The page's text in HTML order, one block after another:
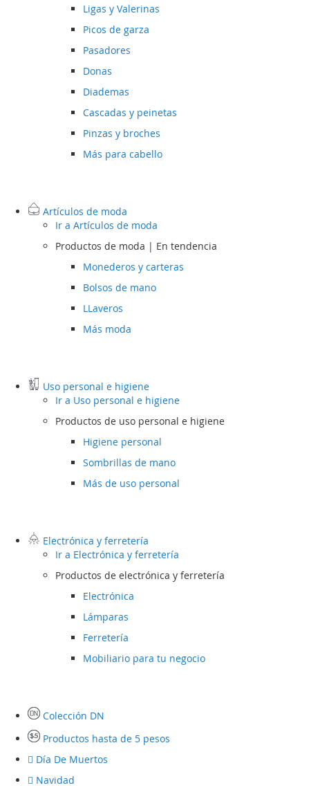
Ligas y Valerinas
Picos de garza
Pasadores
Donas
Diademas
Cascadas y peinetas
Pinzas y broches
Más para cabello
Artículos de moda
Ir a Artículos de moda
Productos de moda | En tendencia
Monederos y carteras
Bolsos de mano
LLaveros
Más moda
Uso personal e higiene
Ir a Uso personal e higiene
Productos de uso personal e higiene
Higiene personal
Sombrillas de mano
Más de uso personal
Electrónica y ferretería
Ir a Electrónica y ferretería
Productos de electrónica y ferretería
Electrónica
Lámparas
Ferretería
Mobiliario para tu negocio
Colección DN
Productos hasta de 5 pesos
Día De Muertos
Navidad